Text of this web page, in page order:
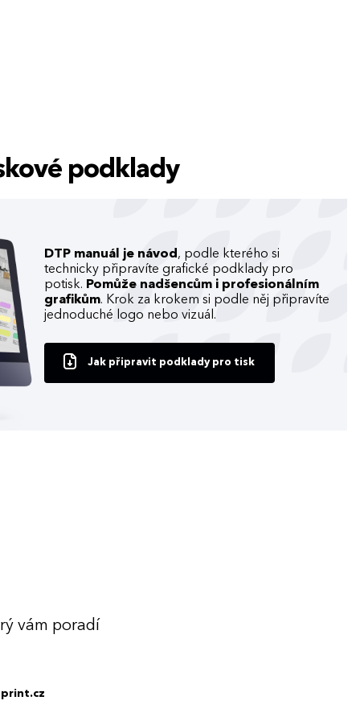
podklady
DTP manuál je návod , podle kterého si
technicky připravíte grafické podklady pro
potisk. Pomůže nadšencům i profesionálním
grafikům. Krok za krokem si podle něj připravíte
jednoduché logo nebo vizuál.
Jak připravit podklady pro tisk
vám poradí